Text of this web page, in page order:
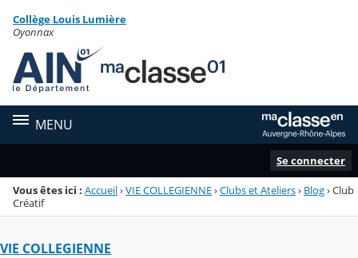
Menu de la rubrique
Contenu
Collège Louis Lumière
Oyonnax
MENU
Se connecter
Vous êtes ici : Accueil›VIE COLLEGIENNE›Clubs et Ateliers› Blog›Club
Créatif
VIE COLLEGIENNE